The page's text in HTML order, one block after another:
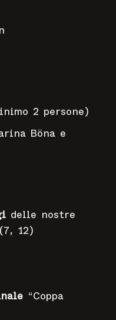
2 persone)
Böna e
delle nostre
(7, 12)
“Coppa